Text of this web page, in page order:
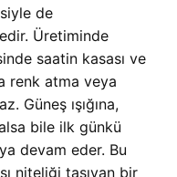
de
Üretiminde
saatin kasası ve
renk atma veya
Güneş ışığına,
bile ilk günkü
devam eder. Bu
niteliği taşıyan bir